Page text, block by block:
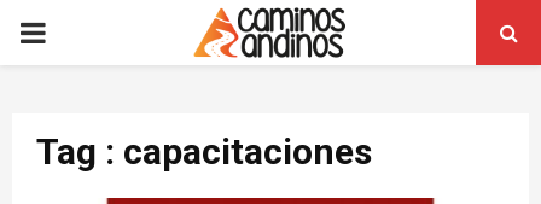
PRIMARY
Tag : capacitaciones